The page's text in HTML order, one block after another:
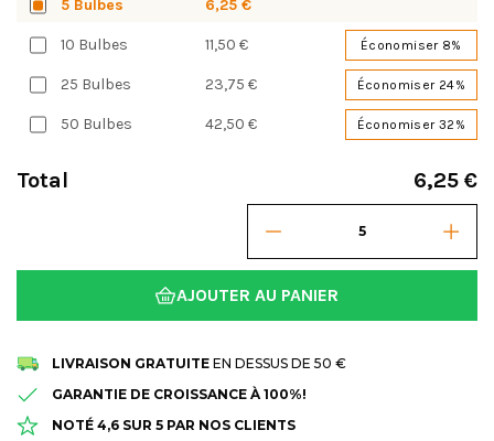
5 Bulbes 6,25 €
10 Bulbes 11,50 € Économiser 8%
25 Bulbes 23,75 € Économiser 24%
50 Bulbes 42,50 € Économiser 32%
Total 6,25 €
AJOUTER AU PANIER
LIVRAISON GRATUITE EN DESSUS DE 50 €
GARANTIE DE CROISSANCE À 100%!
NOTÉ 4,6 SUR 5 PAR NOS CLIENTS